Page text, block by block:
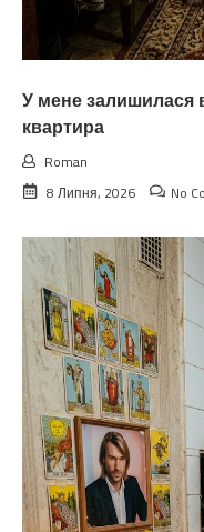
У мене залишилася
квартира
Roman
8 Липня, 2026
No